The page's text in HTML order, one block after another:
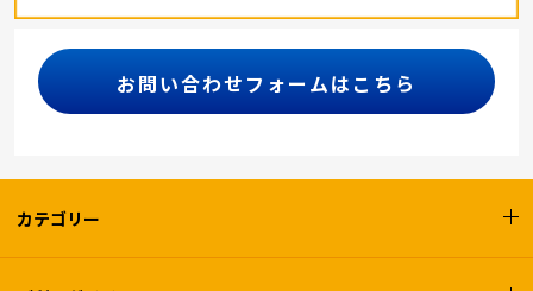
お問い合わせフォームはこちら
カテゴリー